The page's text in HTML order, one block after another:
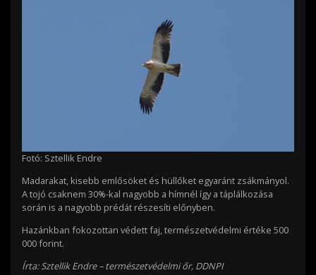
Fotó: Sztellik Endre
Madarakat, kisebb emlősöket és hüllőket egyaránt zsákmányol.
A tojó csaknem 30%-kal nagyobb a hímnél így a táplálkozása
során is a nagyobb prédát részesíti előnyben.
Hazánkban fokozottan védett faj, természetvédelmi értéke 500
000 forint.
Írta: Sztellik Endre – természetvédelmi őr, DDNPI